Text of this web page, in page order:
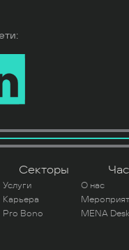
Секторы
Услуги
О нас
Карьера
Pro Bono
MENA Desk